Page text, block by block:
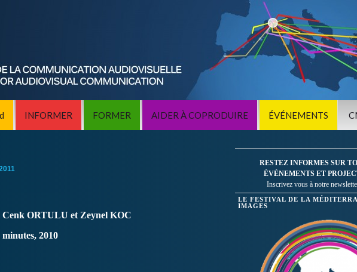
INFORMER FORMER AIDER À COPRODUIRE ÉVÉNEMENTS
Cenk ORTULU et Zeynel KOC
minutes, 2010
RESTEZ INFORMES SUR
ÉVÉNEMENTS ET
Inscrivez vous à notre
LE FESTIVAL DE LA
IMAGES